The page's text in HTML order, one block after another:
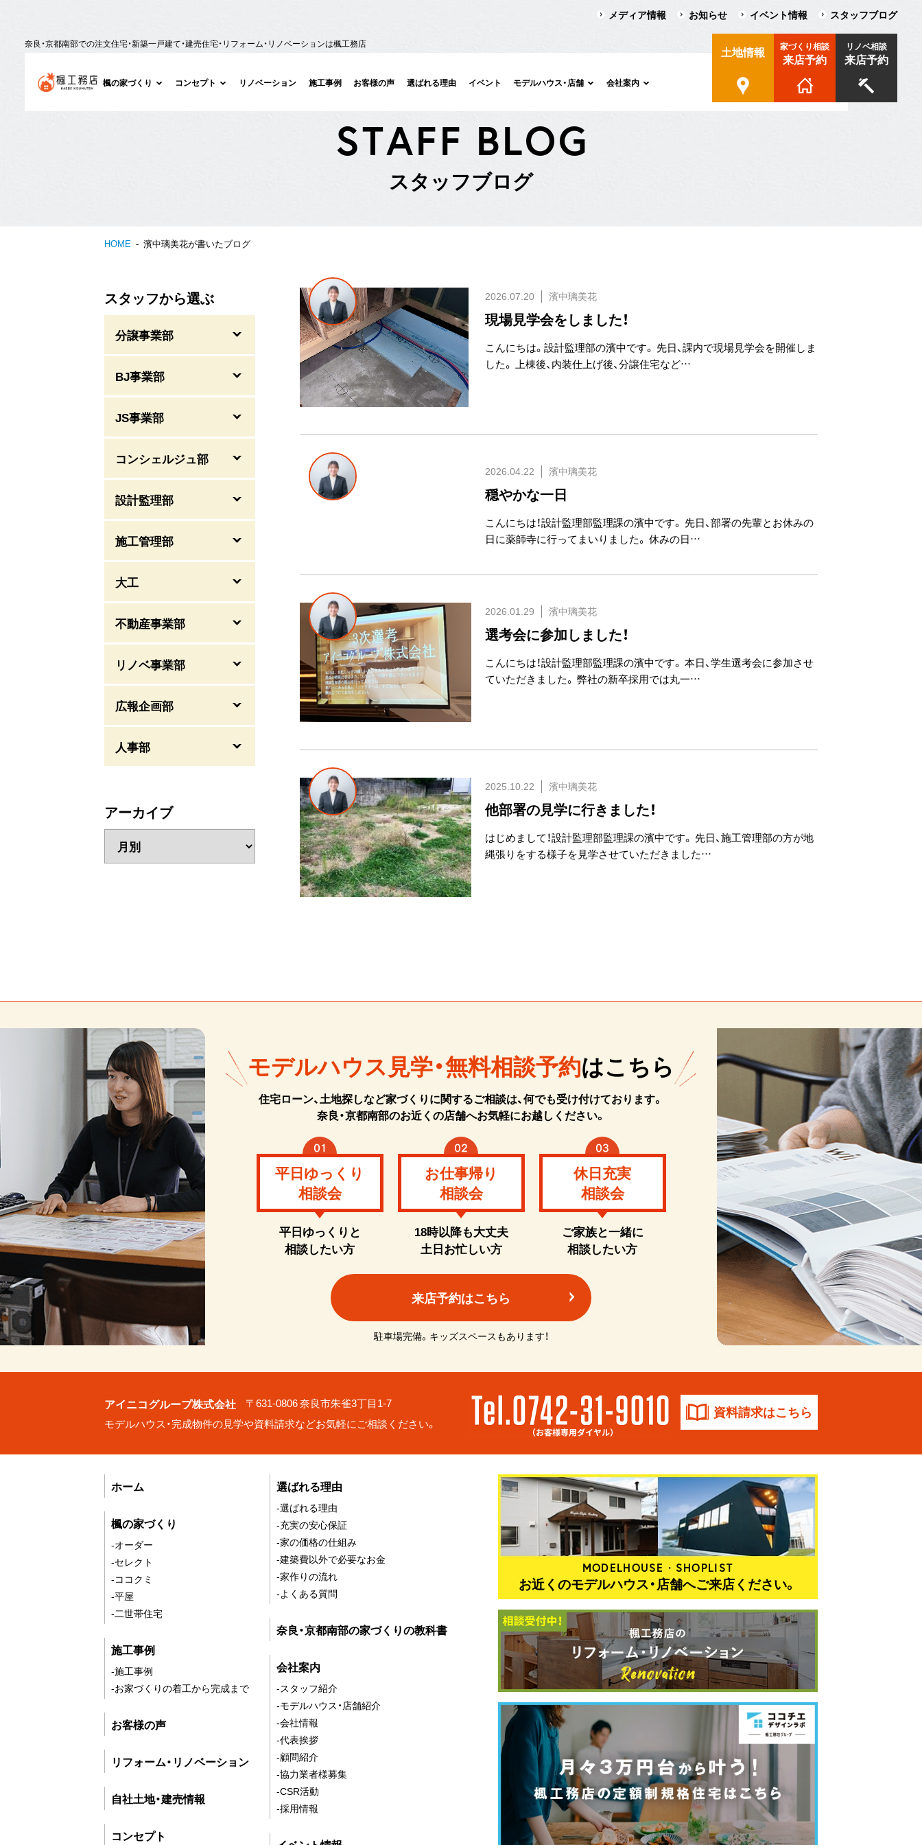
奈良・京都南部での注文住宅・新築一戸建て・建売住宅・リフォーム・リノベーションは楓工務店
楓の家づくり コンセプト リノベーション 施工事例 お客様の声 選ばれる理由 イベント モデルハウス・店舗 会社案内
土地情報 家づくり相談
来店予約
リノベ相談
来店予約
メディア情報 お知らせ イベント情報 スタッフブログ
STAFF BLOG
スタッフブログ
HOME 濱中璃美花が書いたブログ
2026.07.20 濱中璃美花
現場見学会をしました！
こんにちは。設計監理部の濱中です。 先日、課内で現場見学会を開催しま
した。 上棟後、内装仕上げ後、分譲住宅など…
2026.04.22 濱中璃美花
穏やかな一日
こんにちは！設計監理部監理課の濱中です。 先日、部署の先輩とお休みの
日に薬師寺に行ってまいりました。 休みの日…
2026.01.29 濱中璃美花
選考会に参加しました！
こんにちは！設計監理部監理課の濱中です。 本日、学生選考会に参加させ
ていただきました。 弊社の新卒採用では丸一…
2025.10.22 濱中璃美花
他部署の見学に行きました！
はじめまして！設計監理部監理課の濱中です。 先日、施工管理部の方が地
縄張りをする様子を見学させていただきました…
スタッフから選ぶ
分譲事業部
BJ事業部
JS事業部
コンシェルジュ部
設計監理部
施工管理部
大工
不動産事業部
リノベ事業部
広報企画部
人事部
アーカイブ
モデルハウス見学・無料相談予約はこちら
住宅ローン、土地探しなど家づくりに関するご相談は、何でも受け付けております。
奈良・京都南部のお近くの店舗へお気軽にお越しください。
平日ゆっくり
相談会
平日ゆっくりと
相談したい方
お仕事帰り
相談会
18時以降も大丈夫
土日お忙しい方
休日充実
相談会
ご家族と一緒に
相談したい方
来店予約はこちら
駐車場完備。キッズスペースもあります！
アイニコグループ株式会社
〒631-0806 奈良市朱雀3丁目1-7
モデルハウス・完成物件の見学や資料請求などお気軽にご相談ください。
資料請求はこちら
ホーム
楓の家づくり
-オーダー
-セレクト
-ココクミ
-平屋
-二世帯住宅
施工事例
-施工事例
-お家づくりの着工から完成まで
お客様の声
リフォーム・リノベーション
自社土地・建売情報
コンセプト
選ばれる理由
-選ばれる理由
-充実の安心保証
-家の価格の仕組み
-建築費以外で必要なお金
-家作りの流れ
-よくある質問
奈良・京都南部の家づくりの教科書
会社案内
-スタッフ紹介
-モデルハウス・店舗紹介
-会社情報
-代表挨拶
-顧問紹介
-協力業者様募集
-CSR活動
-採用情報
MODELHOUSE・SHOPLIST
お近くのモデルハウス・店舗へご来店ください。